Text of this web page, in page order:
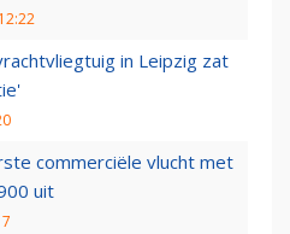
in Leipzig zat
commerciële vlucht met
uit